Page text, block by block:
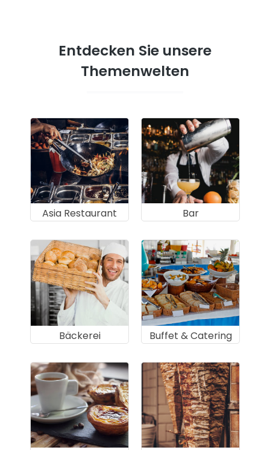
Entdecken Sie unsere
Themenwelten
Asia Restaurant Bar
Bäckerei Buffet & Catering